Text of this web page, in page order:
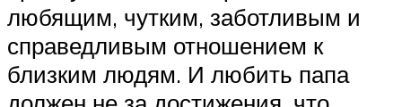
любящим, чутким, заботливым и
справедливым отношением к
близким людям. И любить папа